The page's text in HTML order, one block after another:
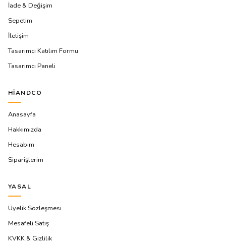
İade & Değişim
Sepetim
İletişim
Tasarımcı Katılım Formu
Tasarımcı Paneli
HIANDCO
Anasayfa
Hakkımızda
Hesabım
Siparişlerim
YASAL
Üyelik Sözleşmesi
Mesafeli Satış
KVKK & Gizlilik